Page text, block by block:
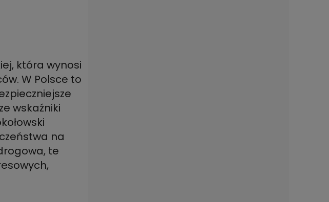
która wynosi
W Polsce to
wskaźniki
na
te